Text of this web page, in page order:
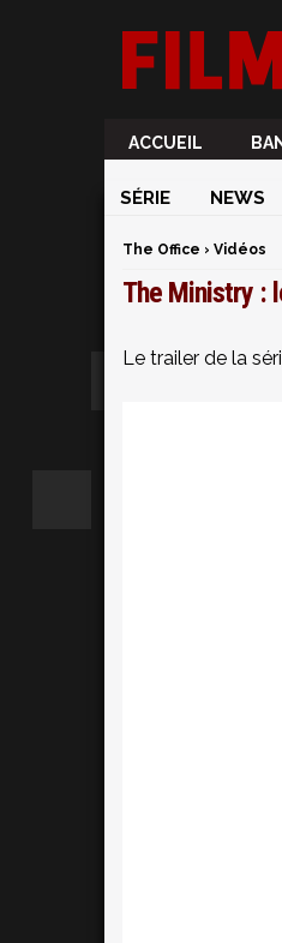
ACCUEIL
SÉRIE NEWS
The Office › Vidéos
The Ministry :
Le trailer de la